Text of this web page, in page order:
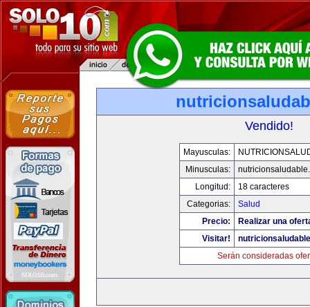
Vendido!
Mayusculas:
Minusculas:
Longitud:
18 caracteres
Categorias:
Salud
Precio:
Realizar una
Visitar!
Serán consideradas